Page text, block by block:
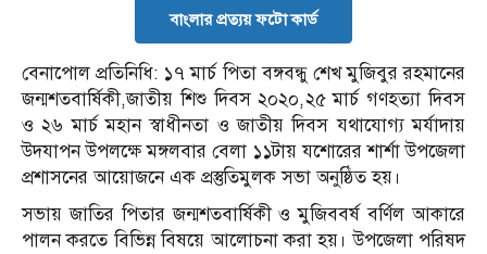
বাংলার প্রত্যয় ফটো কার্ড
বেনাপোল প্রতিনিধি: ১৭ মার্চ পিতা বঙ্গবন্ধু শেখ মুজিবুর রহমানের
জন্মশতবার্ষিকী,জাতীয় শিশু দিবস ২০২০,২৫ মার্চ গণহত্যা দিবস
ও ২৬ মার্চ মহান স্বাধীনতা ও জাতীয় দিবস যথাযোগ্য মর্যাদায়
উদযাপন উপলক্ষে মঙ্গলবার বেলা ১১টায় যশোরের শার্শা উপজেলা
প্রশাসনের আয়োজনে এক প্রস্তুতিমুলক সভা অনুষ্ঠিত হয়।
সভায় জাতির পিতার জন্মশতবার্ষিকী ও মুজিববর্ষ বর্ণিল আকারে
পালন করতে বিভিন্ন বিষয়ে আলোচনা করা হয়। উপজেলা পরিষদ